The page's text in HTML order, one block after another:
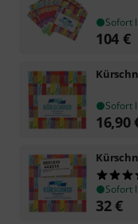
Sofort
104 €
Sofort
16,90
Sofort
32€